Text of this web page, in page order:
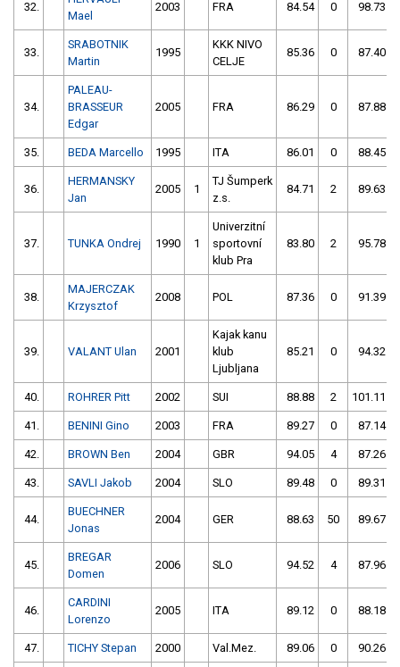
32.
Mael
2003 FRA 84.54 0 98.73
33.
SRABOTNIK
Martin
1995
KKK NIVO
CELJE
85.36 0 87.40
34.
PALEAU-
BRASSEUR
Edgar
2005 FRA 86.29 0 87.88
35. BEDA Marcello 1995 ITA 86.01 0 88.45
36.
HERMANSKY
Jan
2005 1
TJ Šumperk
z.s.
84.71 2 89.63
37. TUNKA Ondrej 1990 1
Univerzitní
sportovní
klub Pra
83.80 2 95.78
38.
MAJERCZAK
Krzysztof
2008 POL 87.36 0 91.39
39. VALANT Ulan 2001
Kajak kanu
klub
Ljubljana
85.21 0 94.32
40. ROHRER Pitt 2002 SUI 88.88 2 101.11
41. BENINI Gino 2003 FRA 89.27 0 87.14
42. BROWN Ben 2004 GBR 94.05 4 87.26
43. SAVLI Jakob 2004 SLO 89.48 0 89.31
44.
BUECHNER
Jonas
2004 GER 88.63 50 89.67
45.
BREGAR
Domen
2006 SLO 94.52 4 87.96
46.
CARDINI
Lorenzo
2005 ITA 89.12 0 88.18
47. TICHY Stepan 2000 Val.Mez. 89.06 0 90.26